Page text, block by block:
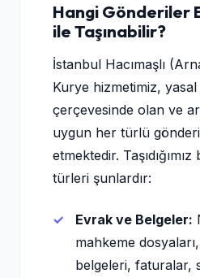
Hangi Gönderiler
ile Taşınabilir?
İstanbul Hacımaşlı
Kurye hizmetimiz,
çerçevesinde olan ve
uygun her türlü
etmektedir.
türleri şunlardır:
Evrak ve Belgeler:
mahkeme
belgeleri, faturalar,